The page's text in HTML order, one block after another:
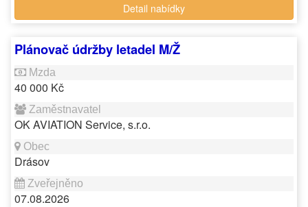
Detail nabídky
Plánovač údržby letadel M/Ž
40 000 Kč
OK AVIATION Service, s.r.o.
Drásov
07.08.2026